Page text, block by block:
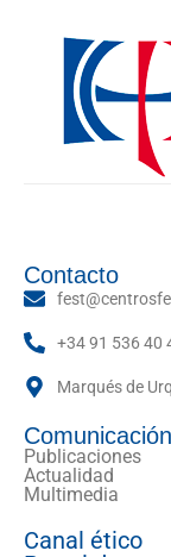
Contacto
+34 91 536 40
Marqués de
Comunicación
Publicaciones
Actualidad
Multimedia
Canal ético